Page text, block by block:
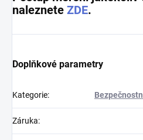
naleznete ZDE.
Doplňkové parametry
Kategorie:
Záruka: